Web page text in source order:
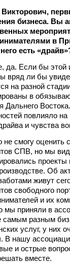
бизнеса. Вы
в
есть
да. Если бы
вряд ли бы
на разной
в
Дальнего
повлияло на
и чувства
не смогу оценить
СПВ, но мы
проекты
Об
живут
свободного
и их
мы приняли в
самым разным
услуг, у них
В нашу
и острые
вместе.